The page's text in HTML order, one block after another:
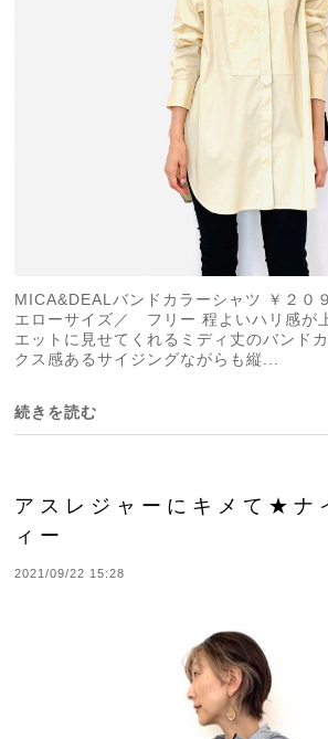
MICA&DEALバンドカラーシャツ ￥２
エローサイズ／ フリー 程よいハリ感が
エットに見せてくれるミディ丈のバンド
クス感あるサイジングながらも縦...
続きを読む
アスレジャーにキメて★ナ
ィー
2021/09/22 15:28